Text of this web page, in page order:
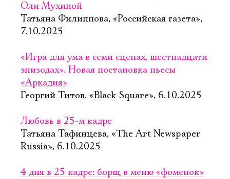
Оли Мухиной
Татьяна Филиппова, «Российская газета»,
7.10.2025
«Игра для ума в семи сценах, шестнадцати
эпизодах». Новая постановка пьесы
«Аркадия»
Георгий Титов, «Black Square», 6.10.2025
Любовь в 25-м кадре
Татьяна Тафинцева, «The Art Newspaper
Russia», 6.10.2025
4 дня в 25 кадре: борщ в меню «фоменок»